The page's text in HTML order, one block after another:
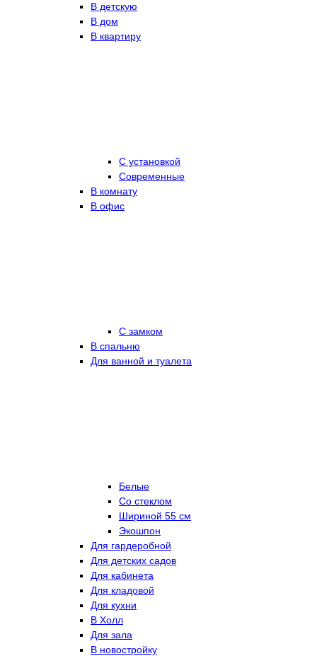
В детскую
В дом
В квартиру
С установкой
Современные
В комнату
В офис
С замком
В спальню
Для ванной и туалета
Белые
Со стеклом
Шириной 55 см
Экошпон
Для гардеробной
Для детских садов
Для кабинета
Для кладовой
Для кухни
В Холл
Для зала
В новостройку